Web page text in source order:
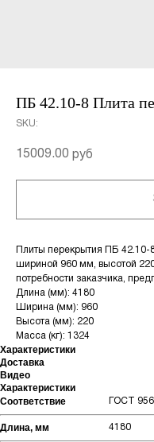
ПБ 42.10-8 Плита
SKU:
15009.00 руб
Плиты перекрытия ПБ
шириной 960 мм, высотой
потребности заказчика,
Длина (мм): 4180
Ширина (мм): 960
Высота (мм): 220
Масса (кг): 1324
Характеристики
Доставка
Видео
Характеристики
Соответствие
ГОСТ
Длина, мм 4180